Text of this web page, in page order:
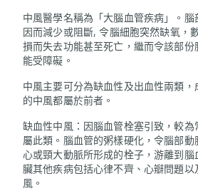
中風醫學名稱為「大腦血管疾病」。
因而減少或阻斷, 令腦細胞突然缺氧，
損而失去功能甚至死亡，繼而令該部
能受障礙。
中風主要可分為缺血性及出血性兩類
的中風都屬於前者。
缺血性中風：因腦血管栓塞引致，較
屬此類。腦血管的粥樣硬化，令腦部
心或頸大動脈所形成的栓子，游離到
臟其他疾病包括心律不齊、心瓣問題以
風。